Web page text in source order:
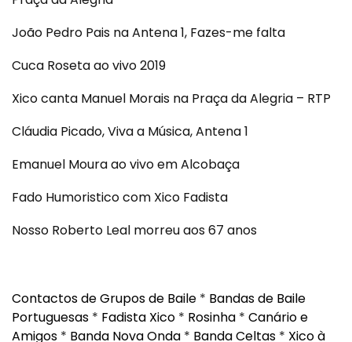
João Pedro Pais na Antena 1, Fazes-me falta
Cuca Roseta ao vivo 2019
Xico canta Manuel Morais na Praça da Alegria – RTP
Cláudia Picado, Viva a Música, Antena 1
Emanuel Moura ao vivo em Alcobaça
Fado Humoristico com Xico Fadista
Nosso Roberto Leal morreu aos 67 anos
Contactos de Grupos de Baile * Bandas de Baile
Portuguesas * Fadista Xico * Rosinha * Canário e
Amigos * Banda Nova Onda * Banda Celtas * Xico à